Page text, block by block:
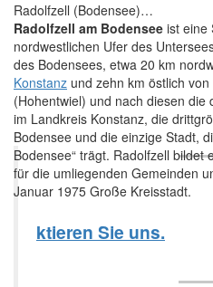
Radolfzell (Bodensee)…
Radolfzell am Bodensee ist eine
nordwestlichen Ufer des
des Bodensees, etwa 20 km
Konstanz und zehn km östlich von
(Hohentwiel) und nach diesen die
im Landkreis Konstanz, die
Bodensee und die einzige Stadt,
Bodensee“ trägt. Radolfzell bildet
für die umliegenden Gemeinden
Januar 1975 Große Kreisstadt.
ktieren Sie uns.